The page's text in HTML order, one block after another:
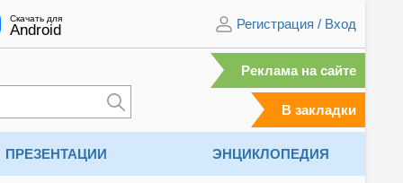
Скачать для
Android Регистрация / Вход
Реклама на сайте
В закладки
ПРЕЗЕНТАЦИИ ЭНЦИКЛОПЕДИЯ